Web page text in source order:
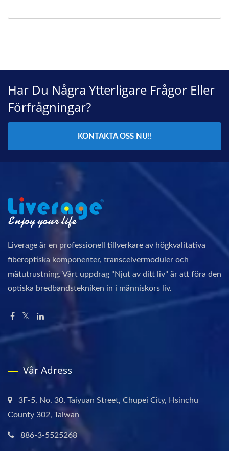
Har Du Några Ytterligare Frågor Eller
Förfrågningar?
KONTAKTA OSS NU!!
Liverage är en professionell tillverkare av högkvalitativa
fiberoptiska komponenter, transceivermoduler och
mätutrustning. Vårt uppdrag "Njut av ditt liv" är att föra den
optiska bredbandstekniken in i människors liv.
Vår Adress
3F-5, No. 30, Taiyuan Street, Chupei City, Hsinchu
County 302, Taiwan
886-3-5525268